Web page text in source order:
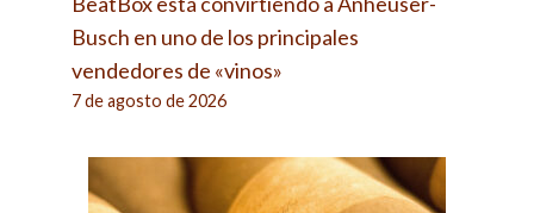
Busch en uno de los principales
vendedores de «vinos»
7 de agosto de 2026